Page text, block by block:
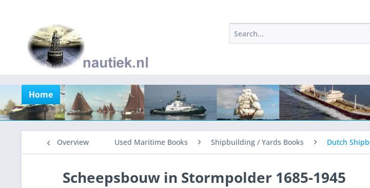
Home
Overview Used Maritime Books Shipbuilding / Yards Books Dutch
Scheepsbouw in Stormpolder 1685-1945